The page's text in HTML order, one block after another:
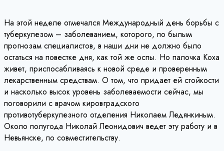
На этой неделе отмечался Международный день борьбы с
туберкулезом – заболеванием, которого, по былым
прогнозам специалистов, в наши дни не должно было
остаться на повестке дня, как той же оспы. Но палочка Коха
живет, приспосабливаясь к новой среде и проверенным
лекарственным средствам. О том, что придает ей стойкости
и насколько высок уровень заболеваемости сейчас, мы
поговорили с врачом кировградского
противотуберкулезного отделения Николаем Ледянкиным.
Около полугода Николай Леонидович ведет эту работу и в
Невьянске, по совместительству.